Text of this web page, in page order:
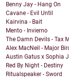
Benny Jay - Hang On
Cavane - Evil Until
Kairvina - Bait
Mento - Invierno
The Damn Devils - Tax
Alex MacNeil - Major
Austin Gatus x Sophia
Red By Night - Destiny
Ritualspeaker - Sword